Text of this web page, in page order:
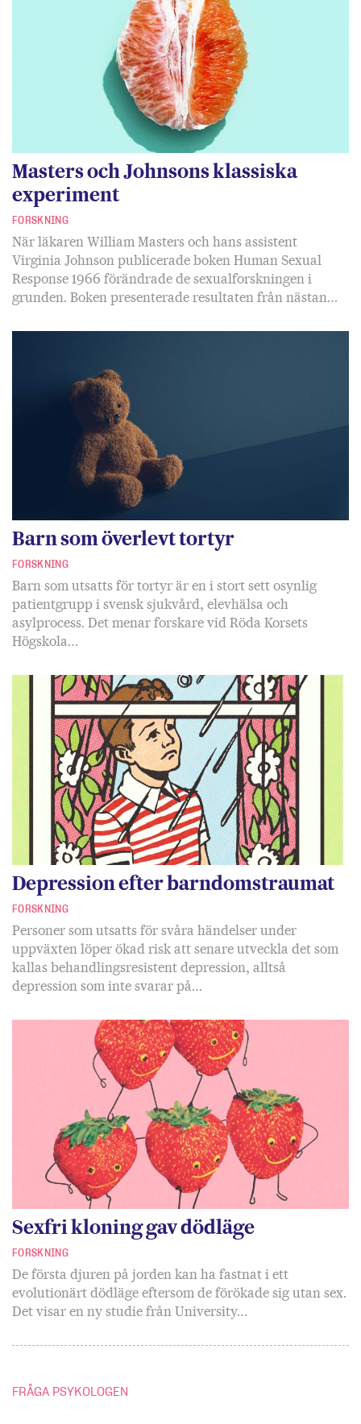
Masters och Johnsons klassiska
experiment
FORSKNING
När läkaren William Masters och hans assistent
Virginia Johnson publicerade boken Human Sexual
Response 1966 förändrade de sexualforskningen i
grunden. Boken presenterade resultaten från nästan…
Barn som överlevt tortyr
FORSKNING
Barn som utsatts för tortyr är en i stort sett osynlig
patientgrupp i svensk sjukvård, elevhälsa och
asylprocess. Det menar forskare vid Röda Korsets
Högskola…
Depression efter barndomstraumat
FORSKNING
Personer som utsatts för svåra händelser under
uppväxten löper ökad risk att senare utveckla det som
kallas behandlingsresistent depression, alltså
depression som inte svarar på…
Sexfri kloning gav dödläge
FORSKNING
De första djuren på jorden kan ha fastnat i ett
evolutionärt dödläge eftersom de förökade sig utan sex.
Det visar en ny studie från University…
FRÅGA PSYKOLOGEN